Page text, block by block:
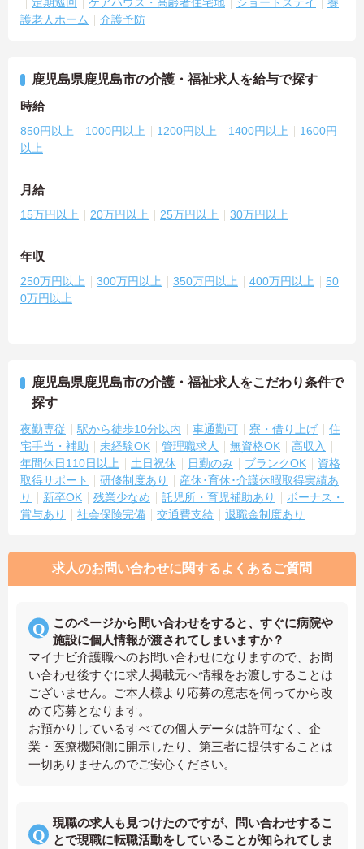
定期巡回 ケアハウス・高齢者住宅地 ショートステイ
養
護老人ホーム
介護予防
鹿児島県鹿児島市の介護・福祉求人を給与で探す
時給
850円以上 1000円以上 1200円以上 1400円以上
1600円
以上
月給
15万円以上 20万円以上 25万円以上 30万円以上
年収
250万円以上 300万円以上 350万円以上 400万円以上
50
0万円以上
鹿児島県鹿児島市の介護・福祉求人をこだわり条件で
探す
夜勤専従 駅から徒歩10分以内 車通勤可 寮・借り上げ
住
宅手当・補助
未経験OK 管理職求人 無資格OK
高収入
年間休日110日以上
土日祝休 日勤のみ ブランクOK
資格
取得サポート
研修制度あり
産休･育休･介護休暇取得実績あ
り
新卒OK 残業少なめ 託児所・育児補助あり
ボーナス・
賞与あり
社会保険完備 交通費支給 退職金制度あり
求人のお問い合わせに関するよくあるご質問
このページから問い合わせをすると、すぐに病院や
施設に個人情報が渡されてしまいますか？
マイナビ介護職へのお問い合わせになりますので、お問
い合わせ後すぐに求人掲載元へ情報をお渡しすることは
ございません。ご本人様より応募の意志を伺ってから改
めて応募となります。
お預かりしているすべての個人データは許可なく、企
業・医療機関側に開示したり、第三者に提供することは
一切ありませんのでご安心ください。
現職の求人も見つけたのですが、問い合わせするこ
とで現職に転職活動をしていることが知られてしま